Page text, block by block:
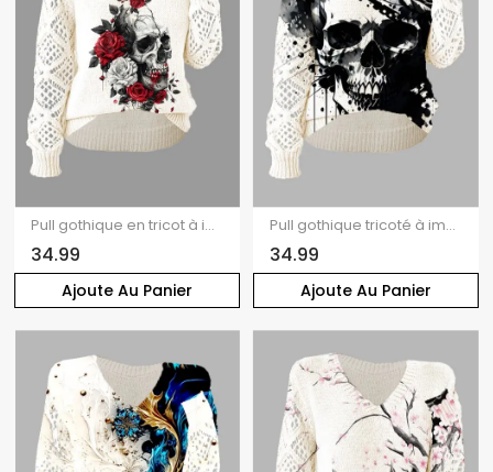
Ajoute Au Panier
Pull gothique en tricot à imprimé tête de mort et col en V ajouré
34.99
Ajoute Au Panier
Pull gothique tricoté à imprimé tête de mort et col en V ajouré
34.99